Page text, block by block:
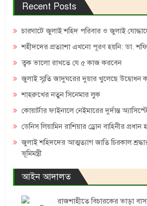
Recent Posts
চারঘাটে জুলাই শহিদ পরিবার ও জুলাই
শহীদদের প্রত্যাশা এখনো পূরণ হয়নি: ডা.
ত্বক ভালো রাখতে যে ৫ কাজ করবেন
জুলাই স্মৃতি জাদুঘরের দুয়ার খুলেছে উদ্বোধন
শাহরুখের নতুন সিনেমার লুক
কোয়ার্টার ফাইনালে নেইমারের দুর্দান্ত
ডেনিস লিয়ামিন রাশিয়ার ড্রোন বাহিনীর প্রধান
জুলাই শহিদদের আত্মত্যাগ জাতি চিরকাল
ভূমিমন্ত্রী
আইন আদালত
রাজশাহীতে বিচারকের ভাড়া